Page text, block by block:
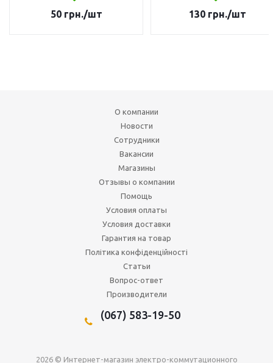
50грн./шт 130 грн./шт
О компании
Новости
Сотрудники
Вакансии
Магазины
Отзывы о компании
Помощь
Условия оплаты
Условия доставки
Гарантия на товар
Політика конфіденційності
Статьи
Вопрос-ответ
Производители
(067) 583-19-50
2026 © Интернет-магазин электро-коммутационного